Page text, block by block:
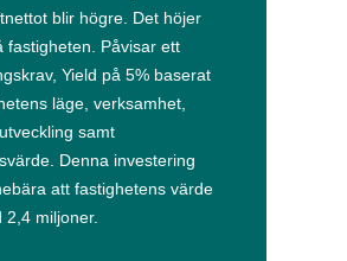
blir högre. Det höjer
fastigheten. Påvisar ett
Yield på 5% baserat
läge, verksamhet,
samt
Denna investering
att fastighetens värde
2,4 miljoner.